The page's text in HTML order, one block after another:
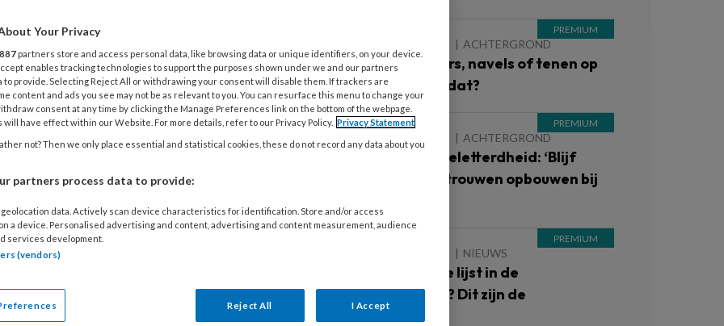
stellen
binnen een
Organisatie Meppel gunt
Drie pm'ers en de
op dagelijkse
van de opvang. We starten met:
ACHTERGROND
Blote schouders, navels of tenen op
de groep: kan dat?
4 AUGUSTUS 2026 ACHTERGROND
Aanpak laaggeletterdheid: ‘Blijf
vragen en vertrouwen opbouwen bij
NIEUWS
Interne zwarte lijst in de
kinderopvang? Dit zijn de
voorwaarden
Your Privacy
887 partners store and access personal data, like browsing data or unique identifiers, on your device.
enables tracking technologies to support the purposes shown under we and our partners
to provide. Selecting Reject All or withdrawing your consent will disable them. If trackers are
content and ads you see may not be as relevant to you. You can resurface this menu to change your
consent at any time by clicking the Manage Preferences link on the bottom of the webpage.
will have effect within our Website. For more details, refer to our Privacy Policy. Privacy Statement
not? Then we only place essential and statistical cookies, these do not record any data about you
partners process data to provide:
data. Actively scan device characteristics for identification. Store and/or access
a device. Personalised advertising and content, advertising and content measurement, audience
services development.
(vendors)
Reject All I Accept